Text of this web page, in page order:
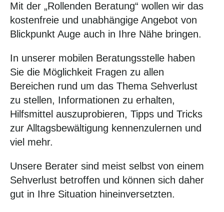
Mit der „Rollenden Beratung“ wollen wir das
kostenfreie und unabhängige Angebot von
Blickpunkt Auge auch in Ihre Nähe bringen.
In unserer mobilen Beratungsstelle haben
Sie die Möglichkeit Fragen zu allen
Bereichen rund um das Thema Sehverlust
zu stellen, Informationen zu erhalten,
Hilfsmittel auszuprobieren, Tipps und Tricks
zur Alltagsbewältigung kennenzulernen und
viel mehr.
Unsere Berater sind meist selbst von einem
Sehverlust betroffen und können sich daher
gut in Ihre Situation hineinversetzten.